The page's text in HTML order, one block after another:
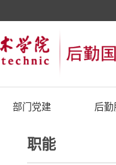
部门党建 后勤
职能